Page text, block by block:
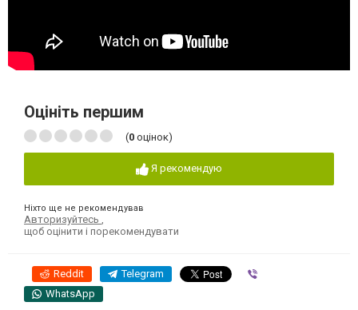
Оцініть першим
(0 оцінок)
Я рекомендую
Ніхто ще не рекомендував
Авторизуйтесь
щоб оцінити і порекомендувати
Reddit Telegram
WhatsApp